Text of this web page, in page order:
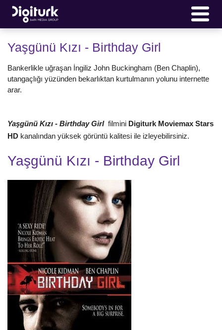
Yaşgünü Kızı - Birthday Girl
Bankerlikle uğraşan İngiliz John Buckingham (Ben Chaplin),
utangaçlığı yüzünden bekarlıktan kurtulmanın yolunu internette
arar.
Yaşgünü Kızı - Birthday Girl filmini Digiturk Moviemax Stars
HD kanalından yüksek görüntü kalitesi ile izleyebilirsiniz.
Yaşgünü Kızı - Birthday Girl